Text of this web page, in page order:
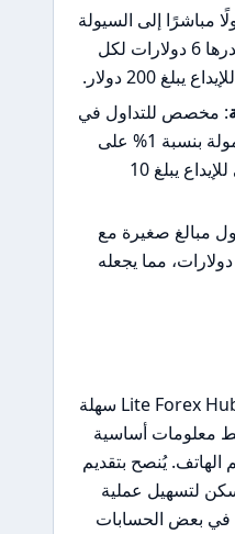
مباشرًا إلى السيولة
بين البنوك مع عمولة قدرها 6 دولارات لكل
200 دولار.
: مخصص للتداول في
الأصول الرقمية، مع عمولة بنسبة 1% على
حجم التداول، وحد أدنى للإيداع يبلغ 10
مبالغ صغيرة مع
حد أدنى للإيداع يبلغ 10 دولارات، مما يجعله
تعتبر عملية التسجيل في Lite Forex Hub سهلة
معلومات أساسية
الهاتف. يُنصح بتقديم
لتسهيل عملية
في بعض الحسابات